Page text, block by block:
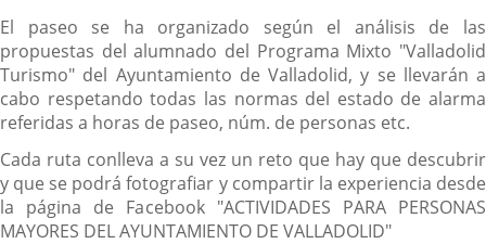
El paseo se ha organizado según el análisis de las
propuestas del alumnado del Programa Mixto "Valladolid
Turismo" del Ayuntamiento de Valladolid, y se llevarán a
cabo respetando todas las normas del estado de alarma
referidas a horas de paseo, núm. de personas etc.
Cada ruta conlleva a su vez un reto que hay que descubrir
y que se podrá fotografiar y compartir la experiencia desde
la página de Facebook "ACTIVIDADES PARA PERSONAS
MAYORES DEL AYUNTAMIENTO DE VALLADOLID"